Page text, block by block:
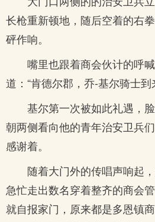
长枪重新顿地，随后空着的右
砰作响。
嘴里也跟着商会伙计的呼
道：“肯德尔郡，乔-基尔骑士到
基尔第一次被如此礼遇，
朝两侧看向他的青年治安卫兵
感谢着。
随着大门外的传唱声响起
急忙走出数名穿着整齐的商会
就自报家门，原来都是多恩镇